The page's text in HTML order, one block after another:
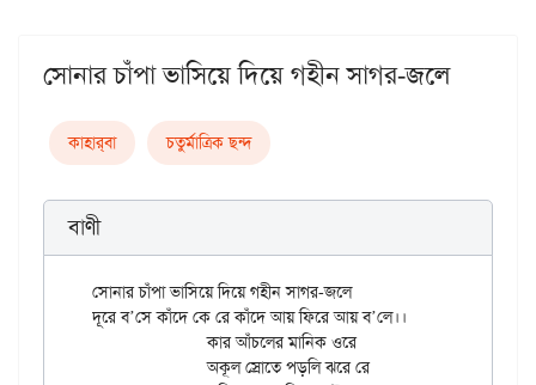
সোনার চাঁপা ভাসিয়ে দিয়ে গহীন সাগর-জলে
কাহার্‌বা চতুর্মাত্রিক ছন্দ
বাণী
সোনার চাঁপা ভাসিয়ে দিয়ে গহীন সাগর-জলে
দূরে ব’সে কাঁদে কে রে কাঁদে আয় ফিরে আয় ব’লে।।
		কার আঁচলের মানিক ওরে
		অকূল স্রোতে পড়লি ঝরে রে